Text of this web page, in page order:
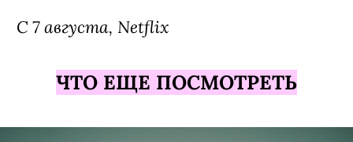
С 7 августа, Netflix
ЧТО ЕЩЕ ПОСМОТРЕТЬ